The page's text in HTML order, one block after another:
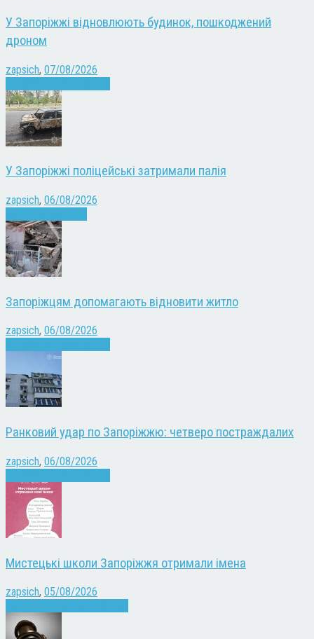
У Запоріжжі відновлюють будинок, пошкоджений
дроном
zapsich, 07/08/2026
У Запоріжжі поліцейські затримали палія
zapsich, 06/08/2026
Запоріжцям допомагають відновити житло
zapsich, 06/08/2026
Ранковий удар по Запоріжжю: четверо постраждалих
zapsich, 06/08/2026
Мистецькі школи Запоріжжя отримали імена
zapsich, 05/08/2026